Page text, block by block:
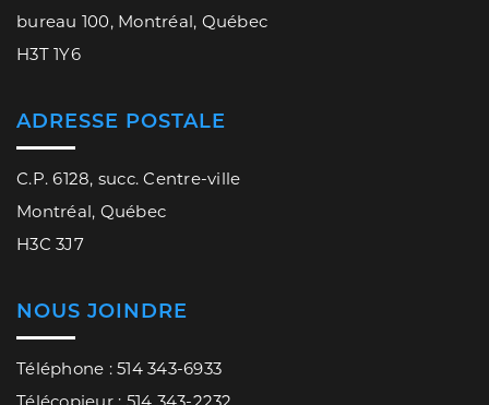
bureau 100, Montréal, Québec
H3T 1Y6
ADRESSE POSTALE
C.P. 6128, succ. Centre-ville
Montréal, Québec
H3C 3J7
NOUS JOINDRE
Téléphone : 514 343-6933
Télécopieur : 514 343-2232